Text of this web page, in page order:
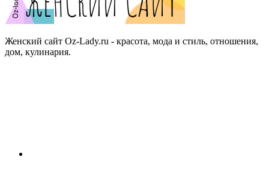
Женский сайт Oz-Lady.ru - красота, мода и стиль, отношения,
дом, кулинария.